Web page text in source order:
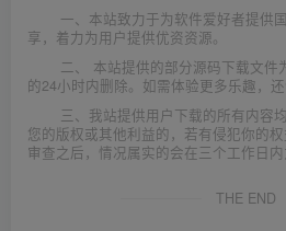
一、本站致力于为软件爱好者提供
享，着力为用户提供优资资源。
二、 本站提供的部分源码下载文件
的24小时内删除。如需体验更多乐趣，还
三、我站提供用户下载的所有内容
您的版权或其他利益的，若有侵犯你的
审查之后，情况属实的会在三个工作日内
THE END